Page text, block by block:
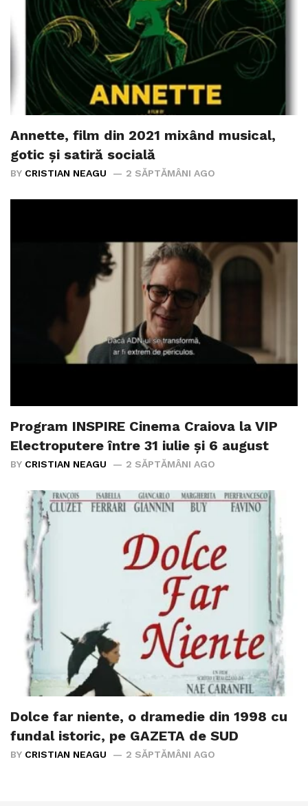
Annette, film din 2021 mixând musical,
gotic și satiră socială
BY CRISTIAN NEAGU 2 SĂPTĂMÂNI AGO
Program INSPIRE Cinema Craiova la VIP
Electroputere între 31 iulie și 6 august
BY CRISTIAN NEAGU 2 SĂPTĂMÂNI AGO
Dolce far niente, o dramedie din 1998 cu
fundal istoric, pe GAZETA de SUD
BY CRISTIAN NEAGU 2 SĂPTĂMÂNI AGO